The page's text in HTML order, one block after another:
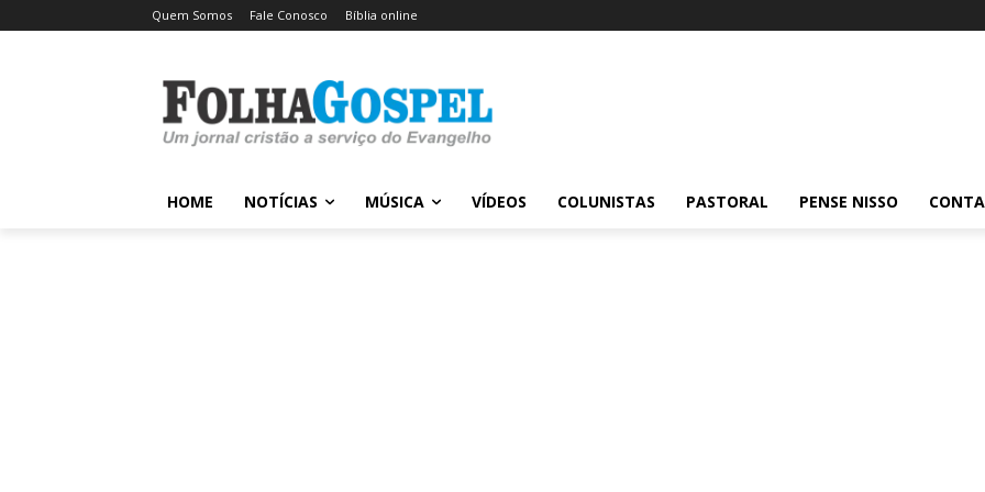
Quem Somos Fale Conosco Bíblia online
HOME NOTÍCIAS MÚSICA VÍDEOS COLUNISTAS PASTORAL PENSE NISSO